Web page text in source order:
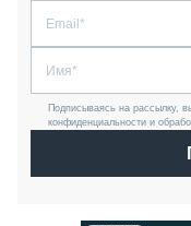
Подписываясь на рассылку,
конфиденциальности и